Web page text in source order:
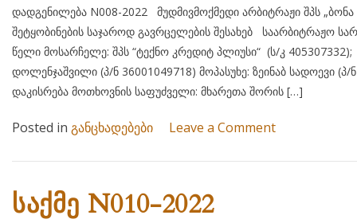
დადგენილება N008-2022 მუდმივმოქმედი არბიტრაჟი შპს
შეტყობინების საჯაროდ გავრცელების შესახებ საარბიტრაჟო
წელი მოსარჩელე: შპს “ტექნო კრედიტ პლიუსი“ (ს/კ
დოლენჯაშვილი (პ/ნ 36001049718) მოპასუხე: ზეინაბ სადოევი (პ/
დაკისრება მოთხოვნის საფუძველი: მხარეთა შორის […]
Posted in განცხადებები Leave a Commenton
N008-
საქმე N010-2022